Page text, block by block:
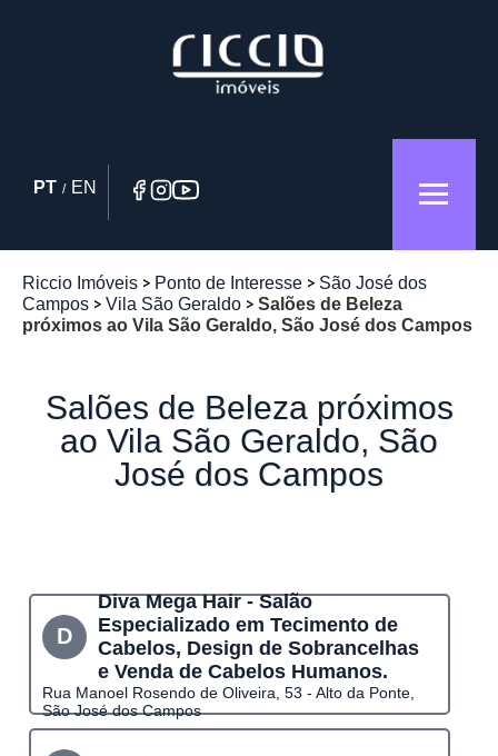
PT / EN
Riccio Imóveis Ponto de Interesse
São José dos
Campos
Vila São Geraldo
Salões de Beleza
próximos ao Vila São Geraldo, São José dos Campos
Salões de Beleza próximos
ao Vila São Geraldo, São
José dos Campos
D
Diva Mega Hair - Salão
Especializado em Tecimento de
Cabelos, Design de Sobrancelhas
e Venda de Cabelos Humanos.
Rua Manoel Rosendo de Oliveira, 53 - Alto da Ponte,
São José dos Campos